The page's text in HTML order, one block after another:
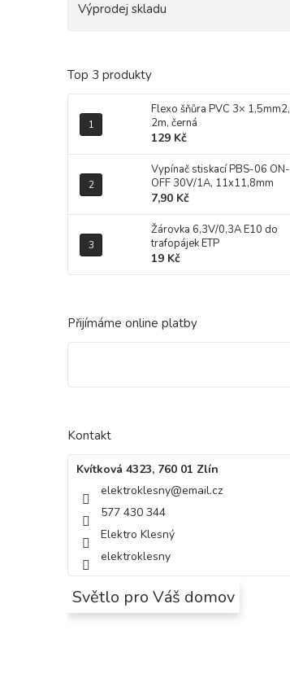
Výprodej skladu
Top 3 produkty
Flexo šňůra PVC 3× 1,5mm2,
2m, černá
129 Kč
Vypínač stiskací PBS-06 ON-
OFF 30V/1A, 11x11,8mm
7,90 Kč
Žárovka 6,3V/0,3A E10 do
trafopájek ETP
19 Kč
Přijímáme online platby
Kontakt
Kvítková 4323, 760 01 Zlín
elektroklesny@email.cz
577 430 344
Elektro Klesný
elektroklesny
Světlo pro Váš domov